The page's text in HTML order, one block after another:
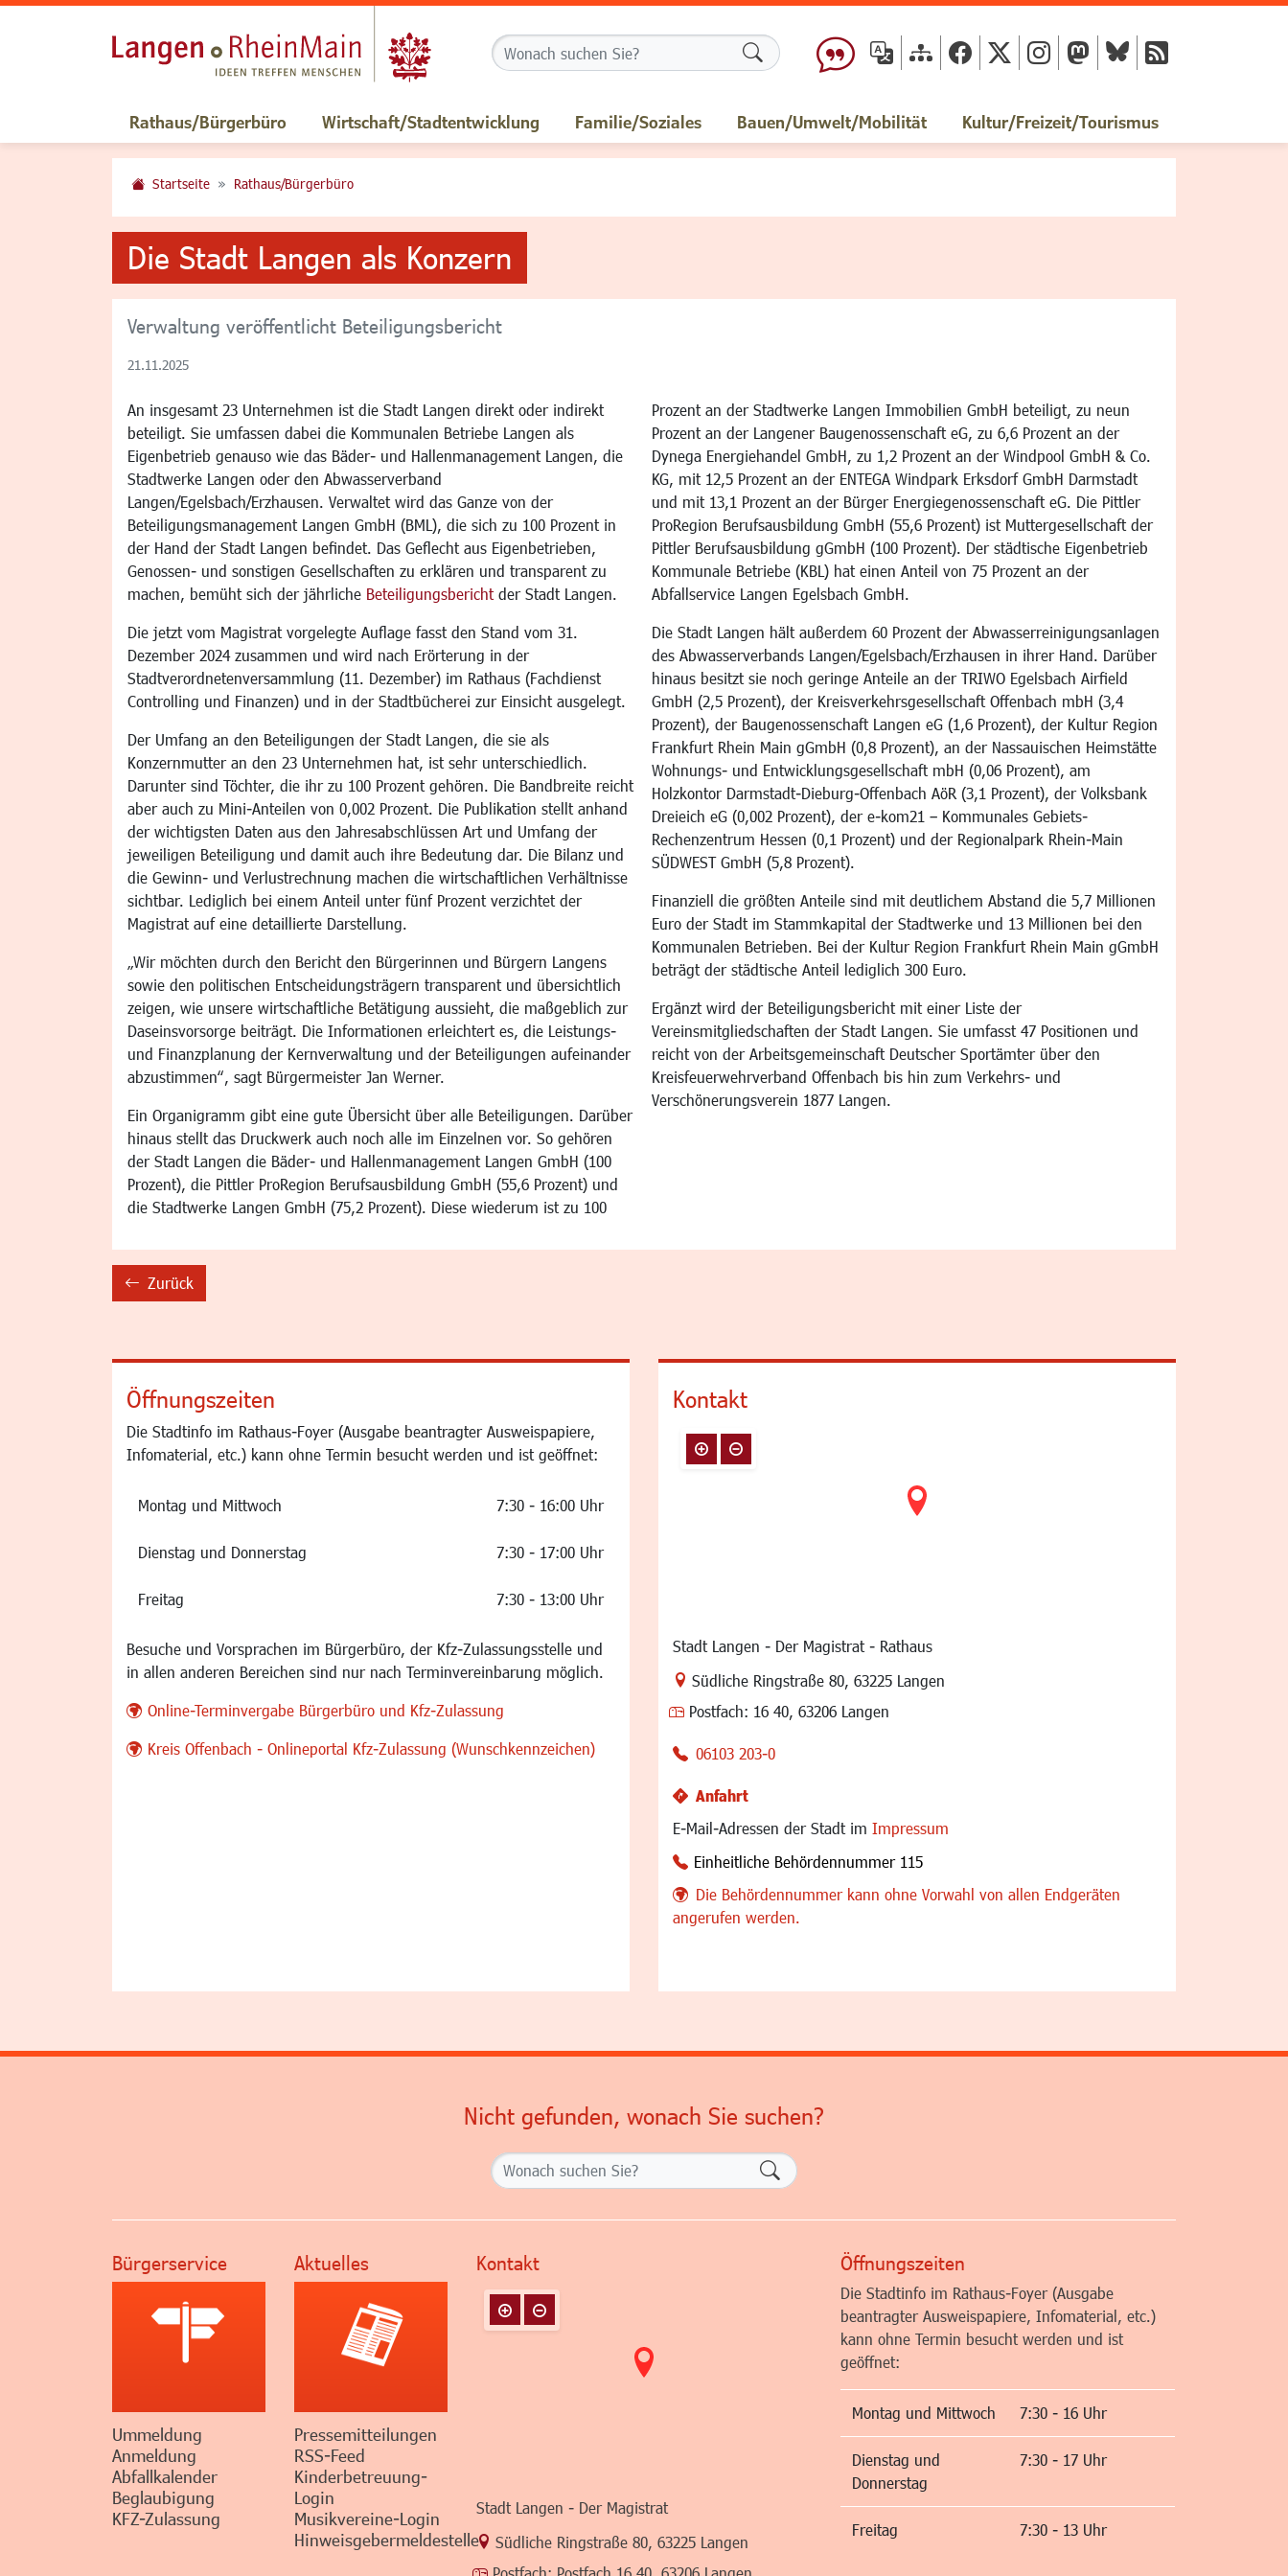
Formularschaltfläche
Rathaus/Bürgerbüro Wirtschaft/Stadtentwicklung Familie/Soziales Bauen/Umwelt/Mobilität Kultur/Freizeit/Tourismus
Startseite Rathaus/Bürgerbüro
Die Stadt Langen als Konzern
Verwaltung veröffentlicht Beteiligungsbericht
An insgesamt 23 Unternehmen ist die Stadt Langen direkt oder indirekt
beteiligt. Sie umfassen dabei die Kommunalen Betriebe Langen als
Eigenbetrieb genauso wie das Bäder- und Hallenmanagement Langen, die
Stadtwerke Langen oder den Abwasserverband
Langen/Egelsbach/Erzhausen. Verwaltet wird das Ganze von der
Beteiligungsmanagement Langen GmbH (BML), die sich zu 100 Prozent in
der Hand der Stadt Langen befindet. Das Geflecht aus Eigenbetrieben,
Genossen- und sonstigen Gesellschaften zu erklären und transparent zu
machen, bemüht sich der jährliche Beteiligungsbericht der Stadt Langen.
Die jetzt vom Magistrat vorgelegte Auflage fasst den Stand vom 31.
Dezember 2024 zusammen und wird nach Erörterung in der
Stadtverordnetenversammlung (11. Dezember) im Rathaus (Fachdienst
Controlling und Finanzen) und in der Stadtbücherei zur Einsicht ausgelegt.
Der Umfang an den Beteiligungen der Stadt Langen, die sie als
Konzernmutter an den 23 Unternehmen hat, ist sehr unterschiedlich.
Darunter sind Töchter, die ihr zu 100 Prozent gehören. Die Bandbreite reicht
aber auch zu Mini-Anteilen von 0,002 Prozent. Die Publikation stellt anhand
der wichtigsten Daten aus den Jahresabschlüssen Art und Umfang der
jeweiligen Beteiligung und damit auch ihre Bedeutung dar. Die Bilanz und
die Gewinn- und Verlustrechnung machen die wirtschaftlichen Verhältnisse
sichtbar. Lediglich bei einem Anteil unter fünf Prozent verzichtet der
Magistrat auf eine detaillierte Darstellung.
„Wir möchten durch den Bericht den Bürgerinnen und Bürgern Langens
sowie den politischen Entscheidungsträgern transparent und übersichtlich
zeigen, wie unsere wirtschaftliche Betätigung aussieht, die maßgeblich zur
Daseinsvorsorge beiträgt. Die Informationen erleichtert es, die Leistungs-
und Finanzplanung der Kernverwaltung und der Beteiligungen aufeinander
abzustimmen“, sagt Bürgermeister Jan Werner.
Ein Organigramm gibt eine gute Übersicht über alle Beteiligungen. Darüber
hinaus stellt das Druckwerk auch noch alle im Einzelnen vor. So gehören
der Stadt Langen die Bäder- und Hallenmanagement Langen GmbH (100
Prozent), die Pittler ProRegion Berufsausbildung GmbH (55,6 Prozent) und
die Stadtwerke Langen GmbH (75,2 Prozent). Diese wiederum ist zu 100
Prozent an der Stadtwerke Langen Immobilien GmbH beteiligt, zu neun
Prozent an der Langener Baugenossenschaft eG, zu 6,6 Prozent an der
Dynega Energiehandel GmbH, zu 1,2 Prozent an der Windpool GmbH & Co.
KG, mit 12,5 Prozent an der ENTEGA Windpark Erksdorf GmbH Darmstadt
und mit 13,1 Prozent an der Bürger Energiegenossenschaft eG. Die Pittler
ProRegion Berufsausbildung GmbH (55,6 Prozent) ist Muttergesellschaft der
Pittler Berufsausbildung gGmbH (100 Prozent). Der städtische Eigenbetrieb
Kommunale Betriebe (KBL) hat einen Anteil von 75 Prozent an der
Abfallservice Langen Egelsbach GmbH.
Die Stadt Langen hält außerdem 60 Prozent der Abwasserreinigungsanlagen
des Abwasserverbands Langen/Egelsbach/Erzhausen in ihrer Hand. Darüber
hinaus besitzt sie noch geringe Anteile an der TRIWO Egelsbach Airfield
GmbH (2,5 Prozent), der Kreisverkehrsgesellschaft Offenbach mbH (3,4
Prozent), der Baugenossenschaft Langen eG (1,6 Prozent), der Kultur Region
Frankfurt Rhein Main gGmbH (0,8 Prozent), an der Nassauischen Heimstätte
Wohnungs- und Entwicklungsgesellschaft mbH (0,06 Prozent), am
Holzkontor Darmstadt-Dieburg-Offenbach AöR (3,1 Prozent), der Volksbank
Dreieich eG (0,002 Prozent), der e-kom21 – Kommunales Gebiets-
Rechenzentrum Hessen (0,1 Prozent) und der Regionalpark Rhein-Main
SÜDWEST GmbH (5,8 Prozent).
Finanziell die größten Anteile sind mit deutlichem Abstand die 5,7 Millionen
Euro der Stadt im Stammkapital der Stadtwerke und 13 Millionen bei den
Kommunalen Betrieben. Bei der Kultur Region Frankfurt Rhein Main gGmbH
beträgt der städtische Anteil lediglich 300 Euro.
Ergänzt wird der Beteiligungsbericht mit einer Liste der
Vereinsmitgliedschaften der Stadt Langen. Sie umfasst 47 Positionen und
reicht von der Arbeitsgemeinschaft Deutscher Sportämter über den
Kreisfeuerwehrverband Offenbach bis hin zum Verkehrs- und
Verschönerungsverein 1877 Langen.
21.11.2025
backward Zurück
Öffnungszeiten
Die Stadtinfo im Rathaus-Foyer (Ausgabe beantragter Ausweispapiere,
Infomaterial, etc.) kann ohne Termin besucht werden und ist geöffnet:
Montag und Mittwoch 7:30 - 16:00 Uhr
Dienstag und Donnerstag 7:30 - 17:00 Uhr
Freitag 7:30 - 13:00 Uhr
Besuche und Vorsprachen im Bürgerbüro, der Kfz-Zulassungsstelle und
in allen anderen Bereichen sind nur nach Terminvereinbarung möglich.
Online-Terminvergabe Bürgerbüro und Kfz-Zulassung
Kreis Offenbach - Onlineportal Kfz-Zulassung (Wunschkennzeichen)
Kontakt
Stadt Langen - Der Magistrat - Rathaus
Link zur Google-Maps Navigation
Südliche Ringstraße 80, 63225 Langen
Postfach: 16 40, 63206 Langen
06103 203-0
Anfahrt
E-Mail-Adressen der Stadt im Impressum
Einheitliche Behördennummer 115
Die Behördennummer kann ohne Vorwahl von allen Endgeräten
angerufen werden.
Nicht gefunden, wonach Sie suchen?
Formularschaltfläche
Bürgerservice
Ummeldung
Anmeldung
Abfallkalender
Beglaubigung
KFZ-Zulassung
Aktuelles
Pressemitteilungen
RSS-Feed
Kinderbetreuung-
Login
Musikvereine-Login
Hinweisgebermeldestelle
Kontakt
Stadt Langen - Der Magistrat
Link zur Google-Maps Navigation
Südliche Ringstraße 80 63225 Langen
Postfach: Postfach 16 40, 63206 Langen
Öffnungszeiten
Die Stadtinfo im Rathaus-Foyer (Ausgabe
beantragter Ausweispapiere, Infomaterial, etc.)
kann ohne Termin besucht werden und ist
geöffnet:
Montag und Mittwoch 7:30 - 16 Uhr
Dienstag und
Donnerstag
7:30 - 17 Uhr
Freitag 7:30 - 13 Uhr